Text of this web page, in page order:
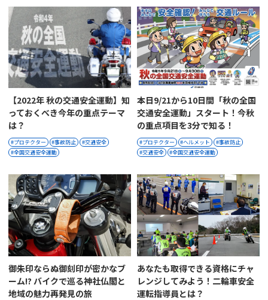
【2022年 秋の交通安全運動】知
っておくべき今年の重点テーマ
は？
プロテクター 事故防止
交通安全
全国交通安全運動
本日9/21から10日間「秋の全国
交通安全運動」スタート！今秋
の重点項目を3分で知る！
プロテクター ヘルメット
事故防止
交通安全
全国交通安全運動
御朱印ならぬ御刻印が密かなブ
ーム!? バイクで巡る神社仏閣と
地域の魅力再発見の旅
あなたも取得できる資格にチャ
レンジしてみよう！二輪車安全
運転指導員とは？